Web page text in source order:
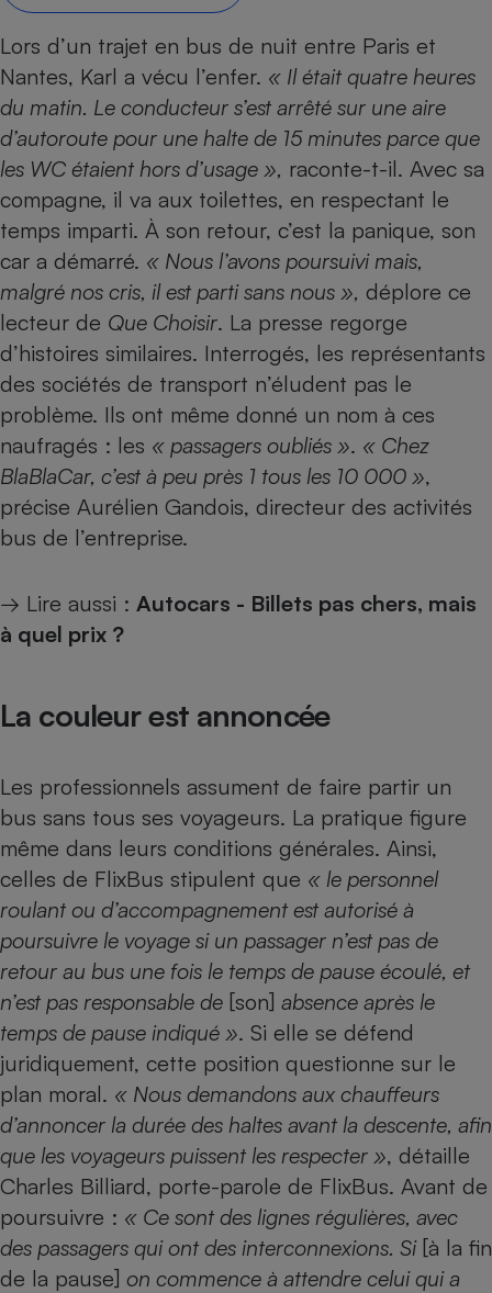
Lors d’un trajet en bus de nuit entre Paris et
Nantes, Karl a vécu l’enfer. « Il était quatre heures
du matin. Le conducteur s’est arrêté sur une aire
d’autoroute pour une halte de 15 minutes parce que
les WC étaient hors d’usage », raconte-t-il. Avec sa
compagne, il va aux toilettes, en respectant le
temps imparti. À son retour, c’est la panique, son
car a démarré. « Nous l’avons poursuivi mais,
malgré nos cris, il est parti sans nous », déplore ce
lecteur de Que Choisir. La presse regorge
d’histoires similaires. Interrogés, les représentants
des sociétés de transport n’éludent pas le
problème. Ils ont même donné un nom à ces
naufragés : les « passagers oubliés ». « Chez
BlaBlaCar, c’est à peu près 1 tous les 10 000 »,
précise Aurélien Gandois, directeur des activités
bus de l’entreprise.
→ Lire aussi : Autocars - Billets pas chers, mais
à quel prix ?
La couleur est annoncée
Les professionnels assument de faire partir un
bus sans tous ses voyageurs. La pratique figure
même dans leurs conditions générales. Ainsi,
celles de FlixBus stipulent que « le personnel
roulant ou d’accompagnement est autorisé à
poursuivre le voyage si un passager n’est pas de
retour au bus une fois le temps de pause écoulé, et
n’est pas responsable de [son] absence après le
temps de pause indiqué ». Si elle se défend
juridiquement, cette position questionne sur le
plan moral. « Nous demandons aux chauffeurs
d’annoncer la durée des haltes avant la descente, afin
que les voyageurs puissent les respecter », détaille
Charles Billiard, porte-parole de FlixBus. Avant de
poursuivre : « Ce sont des lignes régulières, avec
des passagers qui ont des interconnexions. Si[à la fin
de la pause] on commence à attendre celui qui a
Complément
alimentaire
bouteille
Assurance emprunteur
Banque
Petit électroménager -
Lave-linge
Climatiseur -
Ventilateur
Cafetière à expressos
Robot ménager
Téléviseur
Téléphone mobile -
Matelas
Radiateur électrique
Mutuelle
Antimoustique